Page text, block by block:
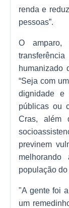
renda e
pessoas”.
O
humanizado
“Seja com
dignidade e
públicas ou
Cras, além
previnem
população do
"A gente foi
um